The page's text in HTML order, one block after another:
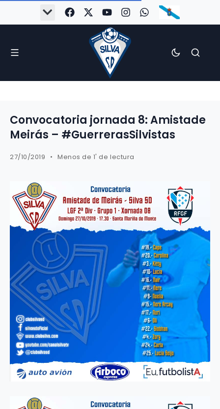
Convocatoria jornada 8: Amistade
Meirás – #GuerrerasSilvistas
27/10/2019 Menos de 1' de lectura